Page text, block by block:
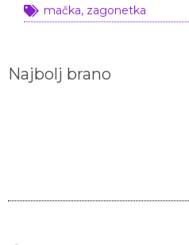
mačka, zagonetka
Najbolj brano